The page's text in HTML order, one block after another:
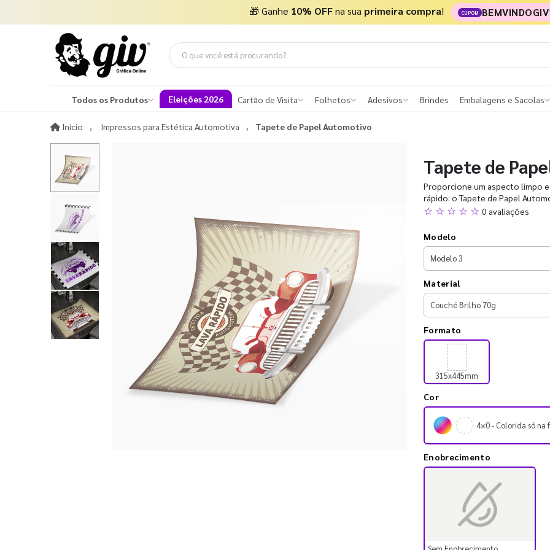
🎁 Ganhe 10% OFFna sua primeira compra! CUPOM
Todos os Produtos Eleições 2026 Cartão de Visita Folhetos Adesivos Brindes Embalagens e Sacolas
Início InícioImpressos para Estética Automotiva Tapete de Papel Automotivo
Tapete de
Proporcione um aspecto limpo
rápido: o Tapete de Papel
☆ ☆ ☆ ☆ ☆ 0 avaliações
Modelo
Material
Formato
315x445mm
Cor
4×0 - Colorida só na
Enobrecimento